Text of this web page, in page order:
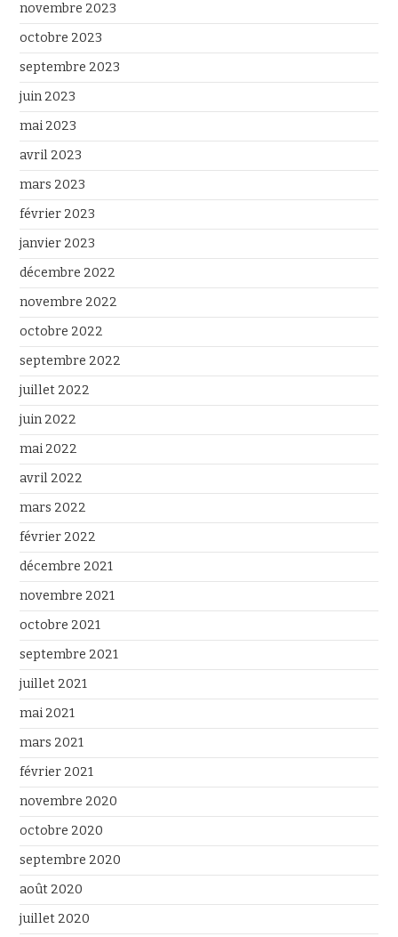
novembre 2023
octobre 2023
septembre 2023
juin 2023
mai 2023
avril 2023
mars 2023
février 2023
janvier 2023
décembre 2022
novembre 2022
octobre 2022
septembre 2022
juillet 2022
juin 2022
mai 2022
avril 2022
mars 2022
février 2022
décembre 2021
novembre 2021
octobre 2021
septembre 2021
juillet 2021
mai 2021
mars 2021
février 2021
novembre 2020
octobre 2020
septembre 2020
août 2020
juillet 2020